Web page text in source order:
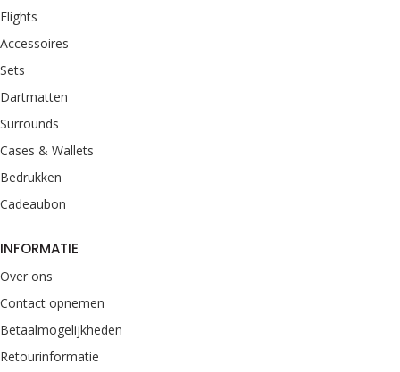
Flights
Accessoires
Sets
Dartmatten
Surrounds
Cases & Wallets
Bedrukken
Cadeaubon
INFORMATIE
Over ons
Contact opnemen
Betaalmogelijkheden
Retourinformatie